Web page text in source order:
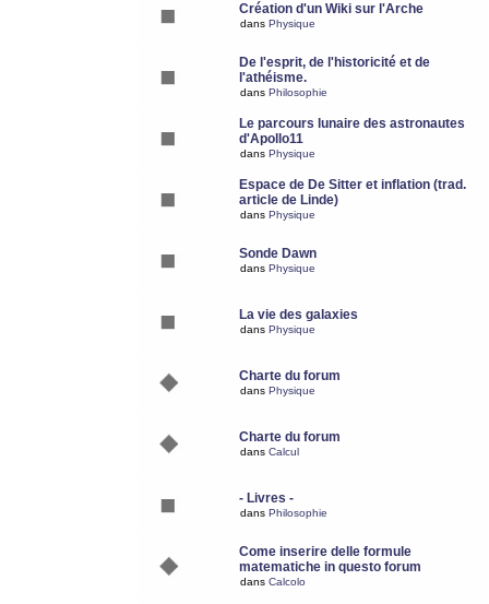
Création d'un Wiki sur l'Arche
dans Physique
De l'esprit, de l'historicité et de
l'athéisme.
dans Philosophie
Le parcours lunaire des astronautes
d'Apollo11
dans Physique
Espace de De Sitter et inflation (trad.
article de Linde)
dans Physique
Sonde Dawn
dans Physique
La vie des galaxies
dans Physique
Charte du forum
dans Physique
Charte du forum
dans Calcul
- Livres -
dans Philosophie
Come inserire delle formule
matematiche in questo forum
dans Calcolo